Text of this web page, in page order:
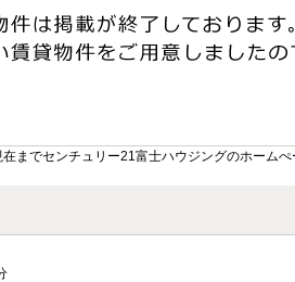
でセンチュリー21富士ハウジングのホーム